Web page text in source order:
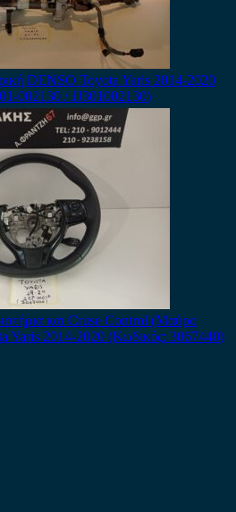
DENSO Toyota Yaris 2014-2020
002130 / JJ301002130)
και Cruse Control (Μαύρο
Yaris 2014-2020 (Κωδικός: 3067440)